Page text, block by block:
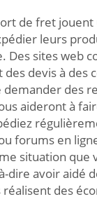
de fret jouent
leurs
Des sites web
devis à des
demander des
aideront à
forums en
situation
dire avoir
réalisent des